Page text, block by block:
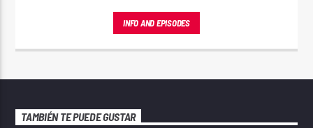
INFO AND EPISODES
TAMBIÉN TE PUEDE GUSTAR